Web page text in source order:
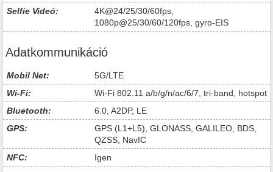
Selfie Videó:
4K@24/25/30/60fps,
1080p@25/30/60/120fps, gyro-EIS
Adatkommunikáció
Mobil Net:
5G/LTE
Wi-Fi:
Wi-Fi 802.11 a/b/g/n/ac/6/7, tri-band, hotspot
Bluetooth:
6.0, A2DP, LE
GPS:
GPS (L1+L5), GLONASS, GALILEO, BDS,
QZSS, NavIC
NFC:
Igen